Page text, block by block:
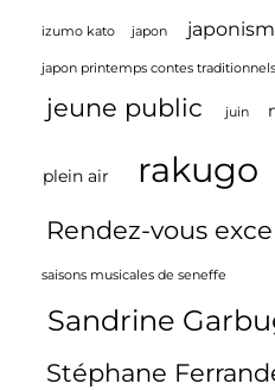
Et
!
izumo kato japon
japon printemps contes traditionnels
jeune public juin
plein air rakugo
Rendez-vous
saisons musicales de seneffe
Sandrine
Stéphane